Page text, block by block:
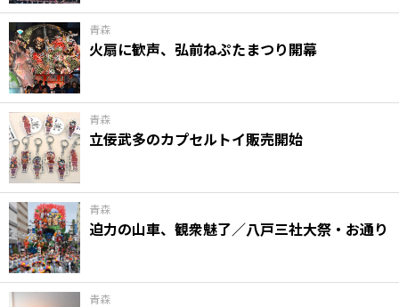
青森
火扇に歓声、弘前ねぷたまつり開幕
青森
立佞武多のカプセルトイ販売開始
青森
迫力の山車、観衆魅了／八戸三社大祭・お通り
青森